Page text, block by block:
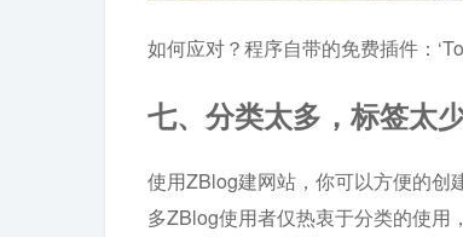
如何应对？程序自带的免费插件：
七、分类太多，标签太
使用ZBlog建网站，你可以方便的创
多ZBlog使用者仅热衷于分类的使用